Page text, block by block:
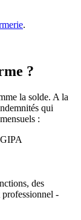
.
?
la solde. A la
qui
:
des
professionnel -